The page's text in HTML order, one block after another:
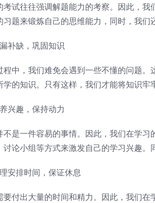
考试往往强调解题能力的考察。因此，
习题来锻炼自己的思维能力，同时，我
补缺，巩固知识
程中，我们难免会遇到一些不懂的问题
学的知识。只有这样，我们才能将知识
兴趣，保持动力
不是一件容易的事情。因此，我们在学
讨论小组等方式来激发自己的学习兴趣
安排时间，保证休息
要付出大量的时间和精力。因此，我们